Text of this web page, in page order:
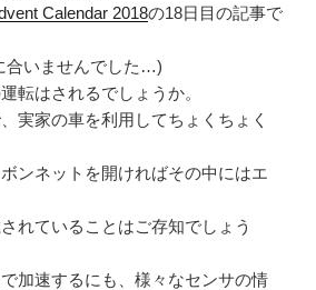
Calendar 2018の18日目の記事で
合いませんでした…)
転はされるでしょうか。
実家の車を利用してちょくちょく
ンネットを開ければその中にはエ
れていることはご存知でしょう
加速するにも、様々なセンサの情